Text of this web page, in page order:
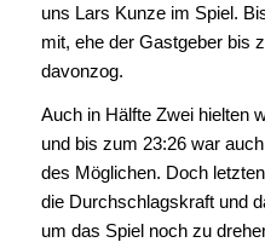
uns Lars Kunze im Spiel.
mit, ehe der Gastgeber bis
davonzog.
Auch in Hälfte Zwei hielten
und bis zum 23:26 war
des Möglichen. Doch
die Durchschlagskraft und
um das Spiel noch zu